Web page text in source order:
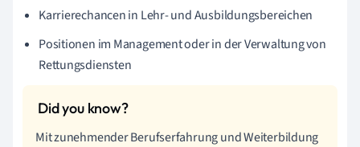
Karrierechancen in Lehr- und Ausbildungsbereichen
Positionen im Management oder in der Verwaltung von
Rettungsdiensten
Mit zunehmender Berufserfahrung und Weiterbildung